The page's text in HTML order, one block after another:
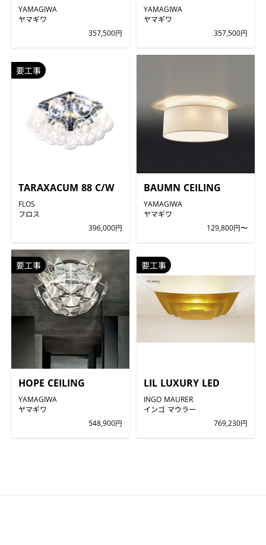
YAMAGIWA
ヤマギワ
357,500円
YAMAGIWA
ヤマギワ
357,500円
TARAXACUM 88 C/W
FLOS
フロス
396,000円
要工事
BAUMN CEILING
YAMAGIWA
ヤマギワ
129,800円〜
HOPE CEILING
YAMAGIWA
ヤマギワ
548,900円
要工事
LIL LUXURY LED
INGO MAURER
インゴ マウラー
769,230円
要工事